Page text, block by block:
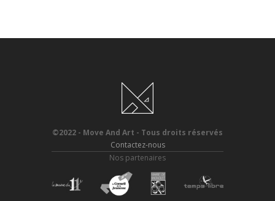
©2022 - Move And Art - Tous droits réservés
Contactez-nous
Nos partenaires